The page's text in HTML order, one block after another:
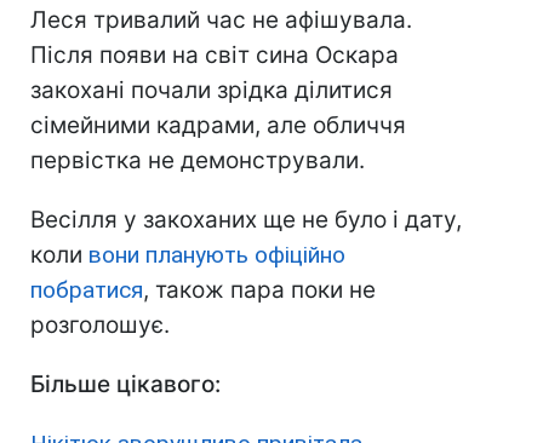
Леся тривалий час не афішувала.
Після появи на світ сина Оскара
закохані почали зрідка ділитися
сімейними кадрами, але обличчя
первістка не демонстрували.
Весілля у закоханих ще не було і дату,
коли вони планують офіційно
побратися, також пара поки не
розголошує.
Більше цікавого: